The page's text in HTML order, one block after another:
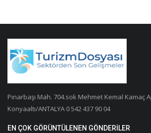
Pınarbaşı Mah. 704.sok Mehmet Kemal Kamaç
Konyaaltı/ANTALYA 0 542 437 90 04
EN ÇOK GÖRÜNTÜLENEN GÖNDERILER